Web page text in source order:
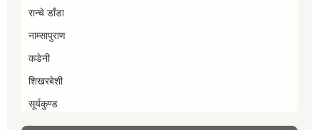
रान्चे डाँडा
नाम्सापुराण
कडेनी
शिखरबेशी
सूर्यकुण्ड